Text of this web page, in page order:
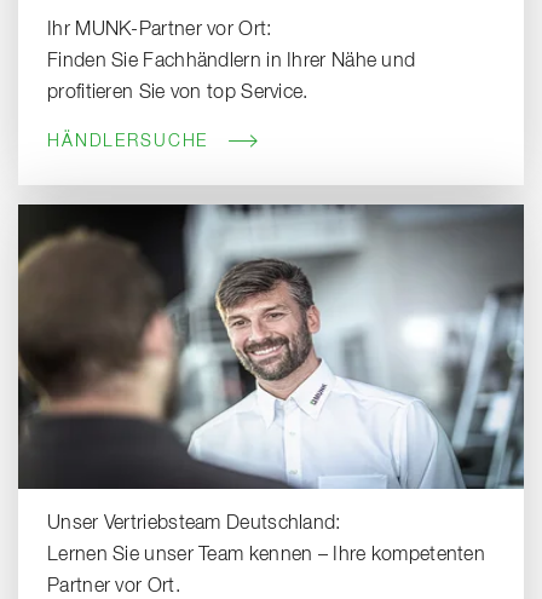
Ihr MUNK-Partner vor Ort:
Finden Sie Fachhändlern in Ihrer Nähe und
profitieren Sie von top Service.
HÄNDLERSUCHE
Unser Vertriebsteam Deutschland:
Lernen Sie unser Team kennen – Ihre kompetenten
Partner vor Ort.